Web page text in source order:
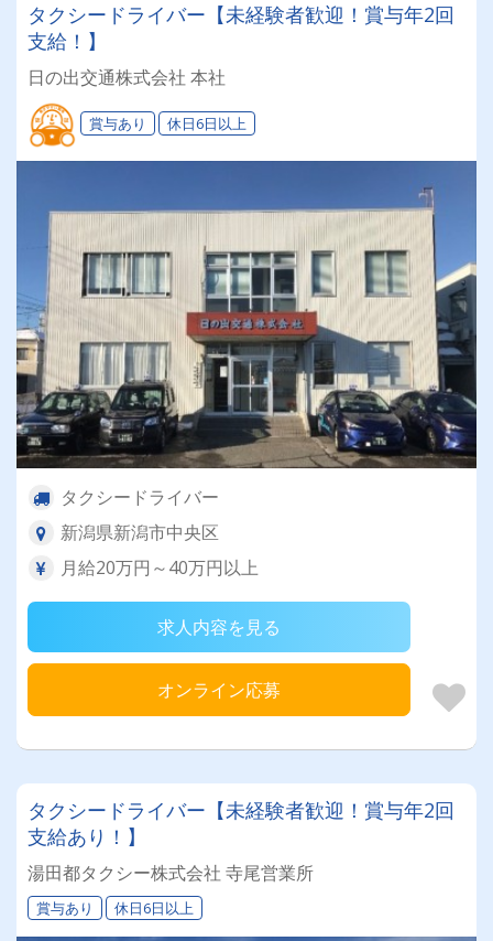
タクシードライバー【未経験者歓迎！賞与年2回
支給！】
日の出交通株式会社 本社
賞与あり 休日6日以上
タクシードライバー
新潟県新潟市中央区
月給20万円～40万円以上
求人内容を見る
オンライン応募
タクシードライバー【未経験者歓迎！賞与年2回
支給あり！】
湯田都タクシー株式会社 寺尾営業所
賞与あり 休日6日以上